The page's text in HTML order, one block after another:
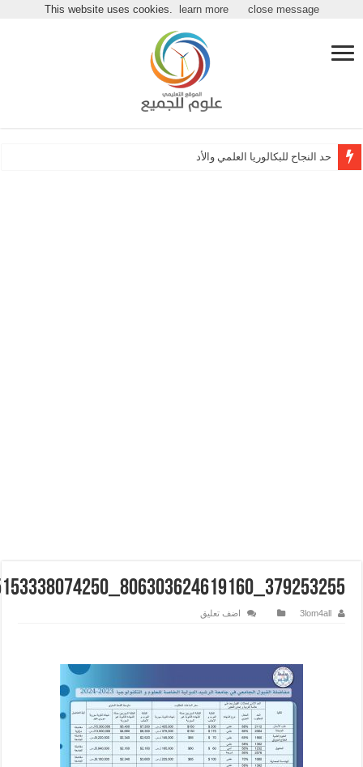
مرحباً بكـ بموقع علوم للجميع
حد النجاح للبكالوريا العلمي والأدبي
379253255_806303624619160_1526185153338074250_n
3lom4all اضف تعليق
This website uses cookies. learn more close message